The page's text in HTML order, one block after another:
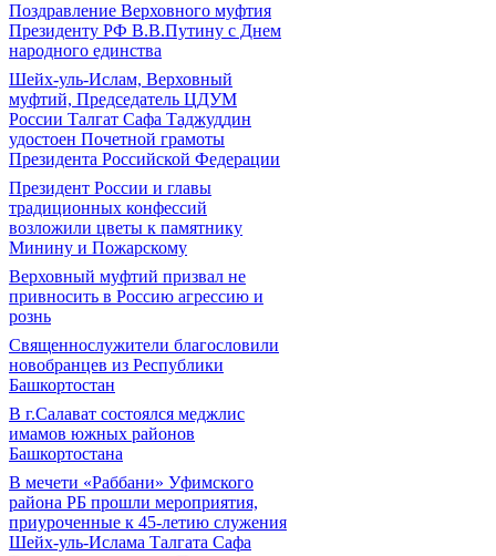
Поздравление Верховного муфтия
Президенту РФ В.В.Путину с Днем
народного единства
Шейх-уль-Ислам, Верховный
муфтий, Председатель ЦДУМ
России Талгат Сафа Таджуддин
удостоен Почетной грамоты
Президента Российской Федерации
Президент России и главы
традиционных конфессий
возложили цветы к памятнику
Минину и Пожарскому
Верховный муфтий призвал не
привносить в Россию агрессию и
рознь
Священнослужители благословили
новобранцев из Республики
Башкортостан
В г.Салават состоялся меджлис
имамов южных районов
Башкортостана
В мечети «Раббани» Уфимского
района РБ прошли мероприятия,
приуроченные к 45-летию служения
Шейх-уль-Ислама Талгата Сафа